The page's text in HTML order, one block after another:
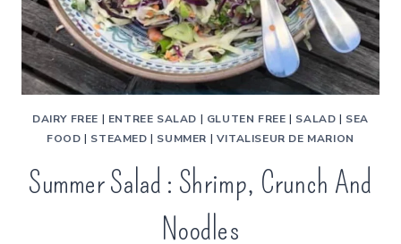
DAIRY FREE | ENTREE SALAD | GLUTEN FREE | SALAD | SEA
FOOD | STEAMED | SUMMER | VITALISEUR DE MARION
Summer Salad : Shrimp, Crunch And
Noodles